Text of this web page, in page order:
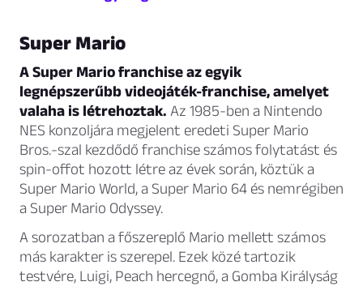
Super Mario
A Super Mario franchise az egyik
legnépszerűbb videojáték-franchise, amelyet
valaha is létrehoztak. Az 1985-ben a Nintendo
NES konzoljára megjelent eredeti Super Mario
Bros.-szal kezdődő franchise számos folytatást és
spin-offot hozott létre az évek során, köztük a
Super Mario World, a Super Mario 64 és nemrégiben
a Super Mario Odyssey.
A sorozatban a főszereplő Mario mellett számos
más karakter is szerepel. Ezek közé tartozik
testvére, Luigi, Peach hercegnő, a Gomba Királyság